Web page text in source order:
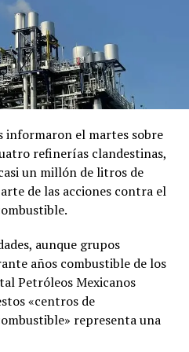
miles de motociclistas y
un llamado a la
de todos los actores
de prevenir futuras
X
informaron el martes sobre
refinerías clandestinas,
un millón de litros de
de las acciones contra el
aunque grupos
años combustible de los
Petróleos Mexicanos
«centros de
representa una